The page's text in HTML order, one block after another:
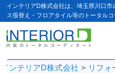
インテリアD株式会社は、埼玉県川口
ス張替え・フロアタイル等のトータルコ
インテリアD株式会社 リフォ